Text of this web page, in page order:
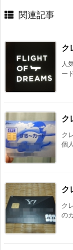
関連記事
ク
人
ー
ク
ク
個
ク
ク
の